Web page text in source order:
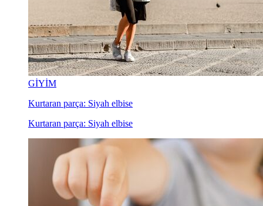
GİYİM
Kurtaran parça: Siyah elbise
Kurtaran parça: Siyah elbise